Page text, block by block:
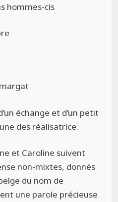
hommes-cis
échange et d’un petit
des réalisatrice.
et Caroline suivent
non-mixtes, donnés
du nom de
une parole précieuse